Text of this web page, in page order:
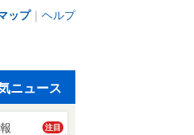
ップ｜ ヘルプ
ニュース
注目